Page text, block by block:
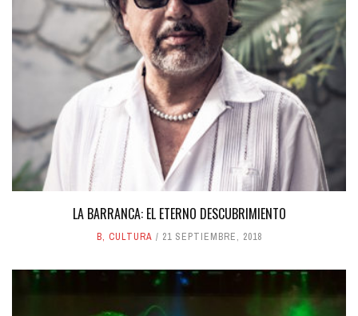
LA BARRANCA: EL ETERNO DESCUBRIMIENTO
B, CULTURA 21 SEPTIEMBRE, 2018